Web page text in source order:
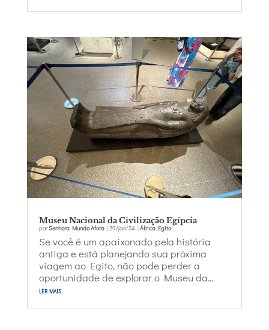
Museu Nacional da Civilização Egípcia
porSenhora Mundo Afora| 29/jan/24| África, Egito
Se você é um apaixonado pela história
antiga e está planejando sua próxima
viagem ao Egito, não pode perder a
oportunidade de explorar o Museu da...
ler mais